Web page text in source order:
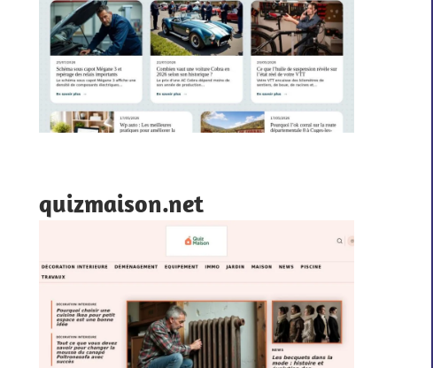
quizmaison.net